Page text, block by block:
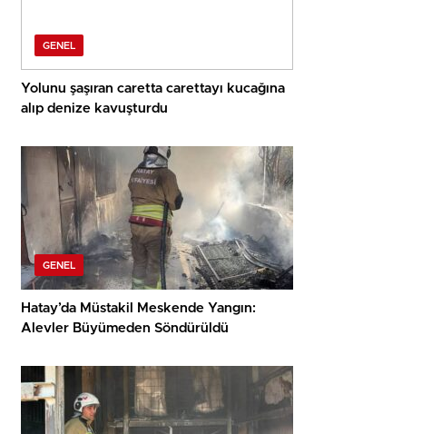
GENEL
Yolunu şaşıran caretta carettayı kucağına
alıp denize kavuşturdu
GENEL
Hatay’da Müstakil Meskende Yangın:
Alevler Büyümeden Söndürüldü